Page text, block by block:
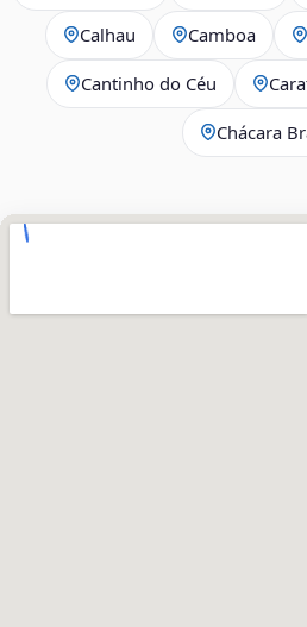
Calhau Camboa
Cantinho do Céu
Chácara